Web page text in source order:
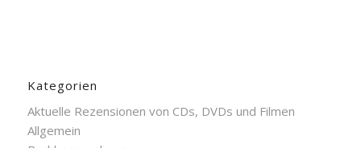
Kategorien
Aktuelle Rezensionen von CDs, DVDs und Filmen
Allgemein